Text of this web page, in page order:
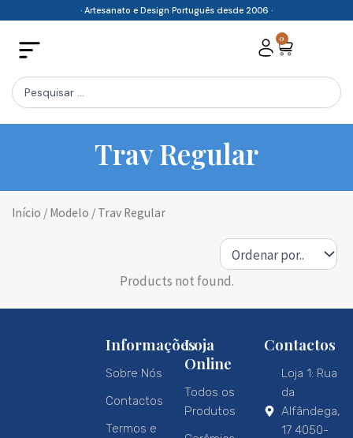
content
· Artesanato e Design Português desde 2006 ·
0
Cart
Search
...
Trav Regular
Início / Modelo / Trav Regular
Products not found.
Informações
Sobre Nós
Contactos
Termos e
Loja
Online
Todos os
Produtos
Contactos
Loja 1: Rua
da
Alfândega,
17 4050-